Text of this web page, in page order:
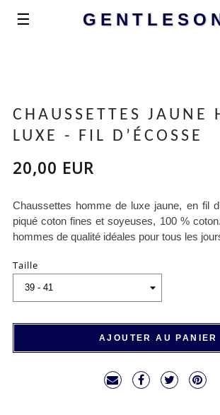
Basculer
☰
CHAUSSETTES JAUNE
LUXE - FIL D’ÉCOSSE
20,00 EUR
Chaussettes homme de luxe jaune, en fil
piqué coton fines et soyeuses, 100 % coton.
hommes de qualité idéales pour tous les
Taille
AJOUTER AU PANIER